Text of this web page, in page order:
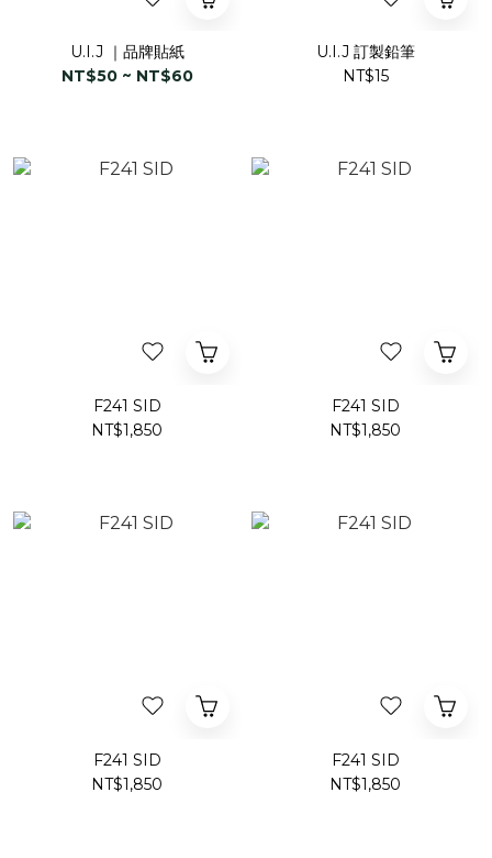
U.I.J ｜品牌貼紙
NT$50 ~ NT$60
U.I.J 訂製鉛筆
NT$15
F241 SID
NT$1,850
F241 SID
NT$1,850
F241 SID
NT$1,850
F241 SID
NT$1,850